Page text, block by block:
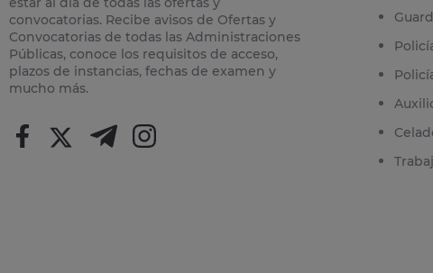
convocatorias. Recibe avisos de Ofertas y
Convocatorias de todas las Administraciones
Públicas, conoce los requisitos de acceso,
plazos de instancias, fechas de examen y
mucho más.